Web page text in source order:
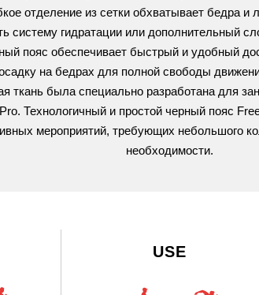
отделение из сетки обхватывает бедра и
систему гидратации или дополнительный
пояс обеспечивает быстрый и удобный
на бедрах для полной свободы
ткань была специально разработана для
Технологичный и простой черный пояс
мероприятий, требующих небольшого
необходимости.
USE